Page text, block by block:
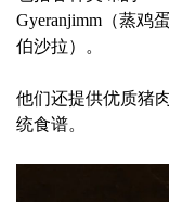
Gyeranjimm（蒸鸡
伯沙拉）。
他们还提供优质猪
统食谱。